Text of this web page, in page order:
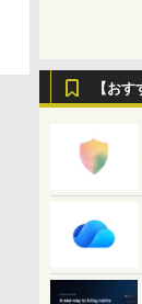
【お